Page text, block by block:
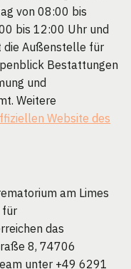
von 08:00 bis
bis 12:00 Uhr und
die Außenstelle für
Bestattungen
und
Weitere
Website des
am Limes
für
das
8, 74706
unter +49 6291